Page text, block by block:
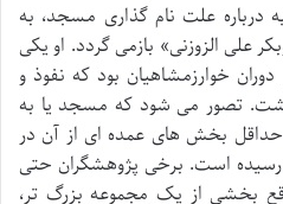
درباره علت نام گذاری مسجد، به
علی الزوزنی» بازمی گردد. او یکی
خوارزمشاهیان بود که نفوذ و
تصور می شود که مسجد یا به
حداقل بخش های عمده ای از آن در
رسیده است. برخی پژوهشگران حتی
بخشی از یک مجموعه بزرگ تر،